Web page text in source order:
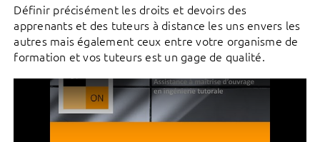
Définir précisément les droits et devoirs des
apprenants et des tuteurs à distance les uns envers les
autres mais également ceux entre votre organisme de
formation et vos tuteurs est un gage de qualité.